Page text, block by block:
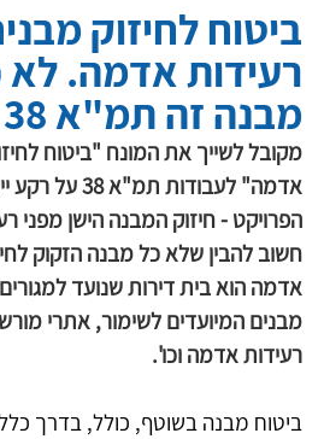
מקובל לשייך את המונח "ביטוח
אדמה" לעבודות
הפרויקט - חיזוק המבנה הישן מפני
חשוב להבין שלא כל מבנה הזקוק
אדמה הוא בית דירות שנועד
מבנים המיועדים לשימור, אתרי
רעידות אדמה וכו'.
ביטוח מבנה בשוטף, כולל, בדרך
ביטוח לחיזוק
רעידות אדמה. לא
מבנה זה תמ"א 38